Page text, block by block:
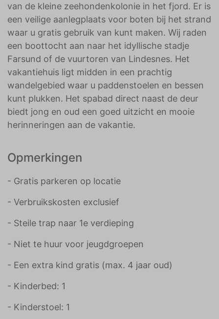
van de kleine zeehondenkolonie in het fjord. Er is
een veilige aanlegplaats voor boten bij het strand
waar u gratis gebruik van kunt maken. Wij raden
een boottocht aan naar het idyllische stadje
Farsund of de vuurtoren van Lindesnes. Het
vakantiehuis ligt midden in een prachtig
wandelgebied waar u paddenstoelen en bessen
kunt plukken. Het spabad direct naast de deur
biedt jong en oud een goed uitzicht en mooie
herinneringen aan de vakantie.
Opmerkingen
- Gratis parkeren op locatie
- Verbruikskosten exclusief
- Steile trap naar 1e verdieping
- Niet te huur voor jeugdgroepen
- Een extra kind gratis (max. 4 jaar oud)
- Kinderbed: 1
- Kinderstoel: 1